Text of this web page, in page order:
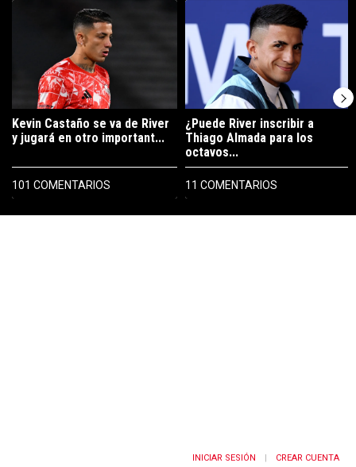
PUBLICIDAD
Un artículo de tendencia con el título "Kevin Castaño se va de
Kevin Castaño se va de River
y jugará en otro important...
101 COMENTARIOS
Un artículo de tendencia con el
¿Puede River inscribir a
Thiago Almada para los
octavos...
11 COMENTARIOS
INICIAR SESIÓN CREAR CUENTA